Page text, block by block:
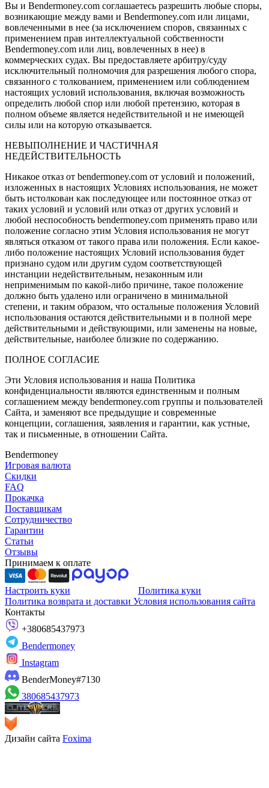
Вы и Bendermoney.com соглашаетесь разрешить любые споры,
возникающие между вами и Bendermoney.com или лицами,
вовлеченными в нее (за исключением споров, связанных с
применением прав интеллектуальной собственности
Bendermoney.com или лиц, вовлеченных в нее) в
коммерческих судах. Вы предоставляете арбитру/суду
исключительный полномочия для разрешения любого спора,
связанного с толкованием, применением или соблюдением
настоящих условий использования, включая возможность
определить любой спор или любой претензию, которая в
полном объеме является недействительной и не имеющей
силы или на которую отказывается.
НЕВЫПОЛНЕНИЕ И ЧАСТИЧНАЯ
НЕДЕЙСТВИТЕЛЬНОСТЬ
Никакое отказ от bendermoney.com от условий и положений,
изложенных в настоящих Условиях использования, не может
быть истолкован как последующее или постоянное отказ от
таких условий и условий или отказ от других условий и
любой неспособность bendermoney.com применять право или
положение согласно этим Условия использования не могут
являться отказом от такого права или положения. Если какое-
либо положение настоящих Условий использования будет
признано судом или другим судом соответствующей
инстанции недействительным, незаконным или
неприменимым по какой-либо причине, такое положение
должно быть удалено или ограничено в минимальной
степени, и таким образом, что остальные положения Условий
использования остаются действительными и в полной мере
действительными и действующими, или заменены на новые,
действительные, наиболее близкие по содержанию.
ПОЛНОЕ СОГЛАСИЕ
Эти Условия использования и наша Политика
конфиденциальности являются единственным и полным
соглашением между bendermoney.com группы и пользователей
Сайта, и заменяют все предыдущие и современные
концепции, соглашения, заявления и гарантии, как устные,
так и письменные, в отношении Сайта.
Bendermoney
Игровая валюта
Скидки
FAQ
Прокачка
Поставщикам
Сотрудничество
Гарантии
Статьи
Отзывы
Принимаем к оплате
Настроить куки
Политика куки
Политика возврата и доставки Условия использования сайта
Контакты
+380685437973
Bendermoney
Instagram
BenderMoney#7130
380685437973
Дизайн сайта Foxima